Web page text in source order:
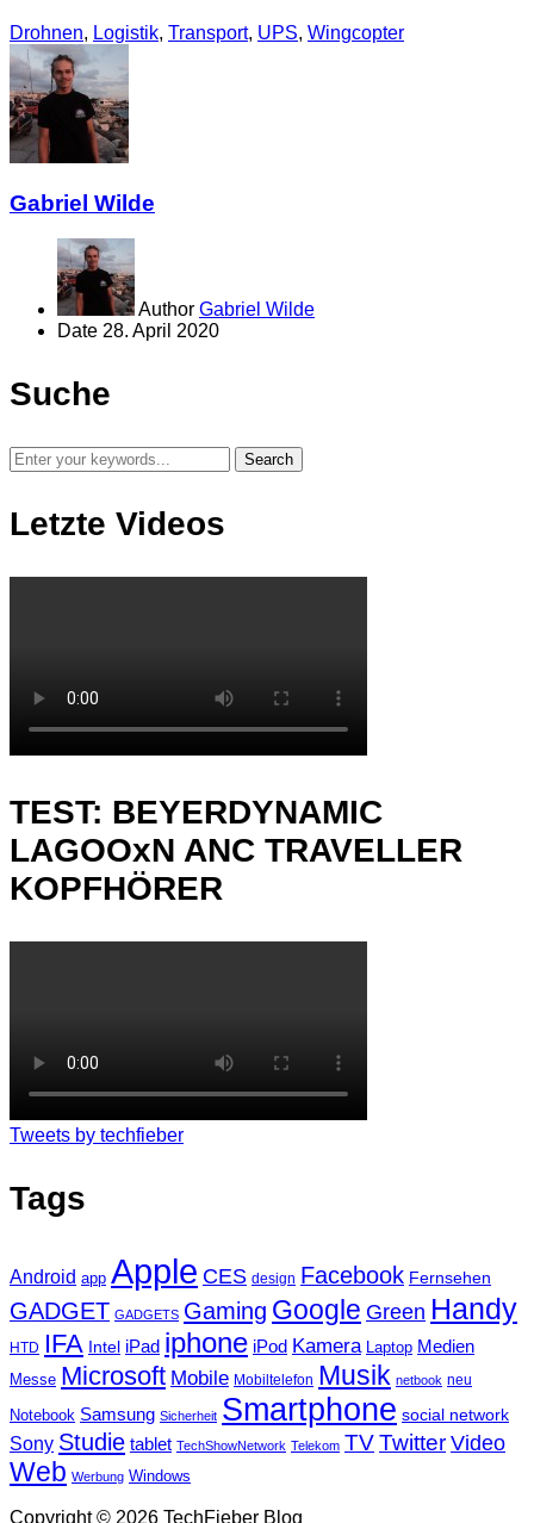
Drohnen, Logistik, Transport, UPS, Wingcopter
Gabriel Wilde
Author Gabriel Wilde
Date 28. April 2020
Suche
Letzte Videos
TEST: BEYERDYNAMIC
LAGOOxN ANC TRAVELLER
KOPFHÖRER
Tweets by techfieber
Tags
Android app Apple CES design Facebook Fernsehen
GADGET GADGETS Gaming Google Green Handy
HTD IFA Intel iPad iphone iPod Kamera Laptop Medien
Messe Microsoft Mobile Mobiltelefon Musik netbook neu
Notebook Samsung Sicherheit Smartphone social network
Sony Studie tablet TechShowNetwork Telekom TVTwitter Video
Web Werbung Windows
Copyright © 2026 TechFieber Blog